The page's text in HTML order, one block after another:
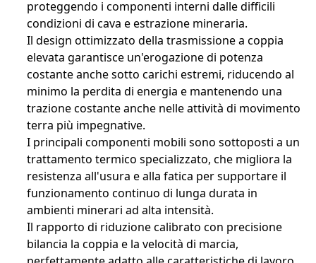
proteggendo i componenti interni dalle difficili
condizioni di cava e estrazione mineraria.
Il design ottimizzato della trasmissione a coppia
elevata garantisce un'erogazione di potenza
costante anche sotto carichi estremi, riducendo al
minimo la perdita di energia e mantenendo una
trazione costante anche nelle attività di movimento
terra più impegnative.
I principali componenti mobili sono sottoposti a un
trattamento termico specializzato, che migliora la
resistenza all'usura e alla fatica per supportare il
funzionamento continuo di lunga durata in
ambienti minerari ad alta intensità.
Il rapporto di riduzione calibrato con precisione
bilancia la coppia e la velocità di marcia,